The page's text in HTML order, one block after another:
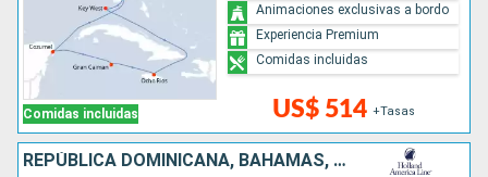
Comidas incluidas US$ 514 +Tasas
Animaciones exclusivas a bordo
Experiencia Premium
Comidas incluidas
REPÚBLICA DOMINICANA, BAHAMAS, ESTADOS UNIDOS